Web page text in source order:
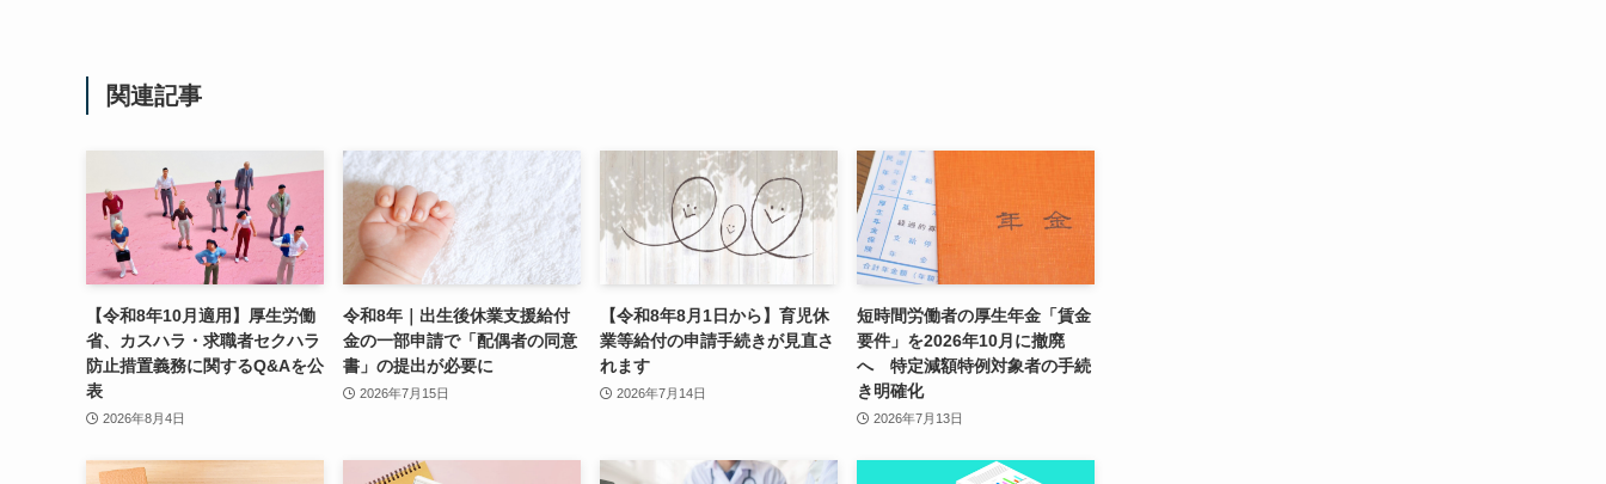
関連記事
【令和8年10月適用】厚生労働
省、カスハラ・求職者セクハラ
防止措置義務に関するQ&Aを公
表
2026年8月4日
令和8年｜出生後休業支援給付
金の一部申請で「配偶者の同意
書」の提出が必要に
2026年7月15日
【令和8年8月1日から】育児休
業等給付の申請手続きが見直さ
れます
2026年7月14日
短時間労働者の厚生年金「賃金
要件」を2026年10月に撤廃
へ 特定減額特例対象者の手続
き明確化
2026年7月13日